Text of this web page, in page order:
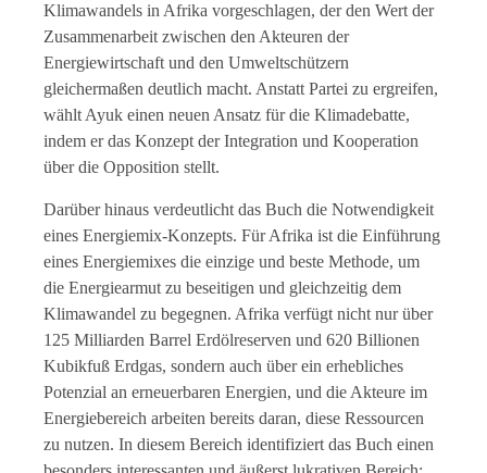
Klimawandels in Afrika vorgeschlagen, der den Wert der
Zusammenarbeit zwischen den Akteuren der
Energiewirtschaft und den Umweltschützern
gleichermaßen deutlich macht. Anstatt Partei zu ergreifen,
wählt Ayuk einen neuen Ansatz für die Klimadebatte,
indem er das Konzept der Integration und Kooperation
über die Opposition stellt.
Darüber hinaus verdeutlicht das Buch die Notwendigkeit
eines Energiemix-Konzepts. Für Afrika ist die Einführung
eines Energiemixes die einzige und beste Methode, um
die Energiearmut zu beseitigen und gleichzeitig dem
Klimawandel zu begegnen. Afrika verfügt nicht nur über
125 Milliarden Barrel Erdölreserven und 620 Billionen
Kubikfuß Erdgas, sondern auch über ein erhebliches
Potenzial an erneuerbaren Energien, und die Akteure im
Energiebereich arbeiten bereits daran, diese Ressourcen
zu nutzen. In diesem Bereich identifiziert das Buch einen